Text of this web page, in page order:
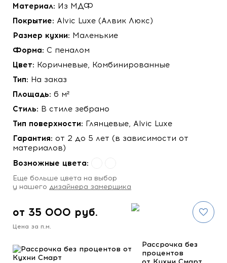
Материал: Из МДФ
Покрытие: Alvic Luxe (Алвик Люкс)
Размер кухни: Маленькие
Форма: С пеналом
Цвет: Коричневые, Комбинированные
Тип: На заказ
Площадь: 6 м²
Стиль: В стиле зебрано
Тип поверхности: Глянцевые, Alvic Luxe
Гарантия: от 2 до 5 лет (в зависимости от
материалов)
Возможные цвета:
Eще больше цвета на выбор
у нашего дизайнера замерщика
от 35 000 руб.
Цена за п.м.
Рассрочка без
процентов